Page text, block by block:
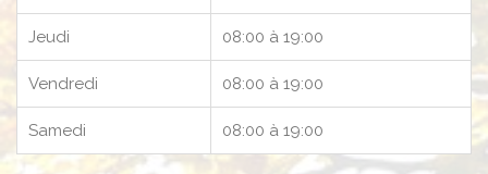
Jeudi 08:00 à 19:00
Vendredi 08:00 à 19:00
Samedi 08:00 à 19:00